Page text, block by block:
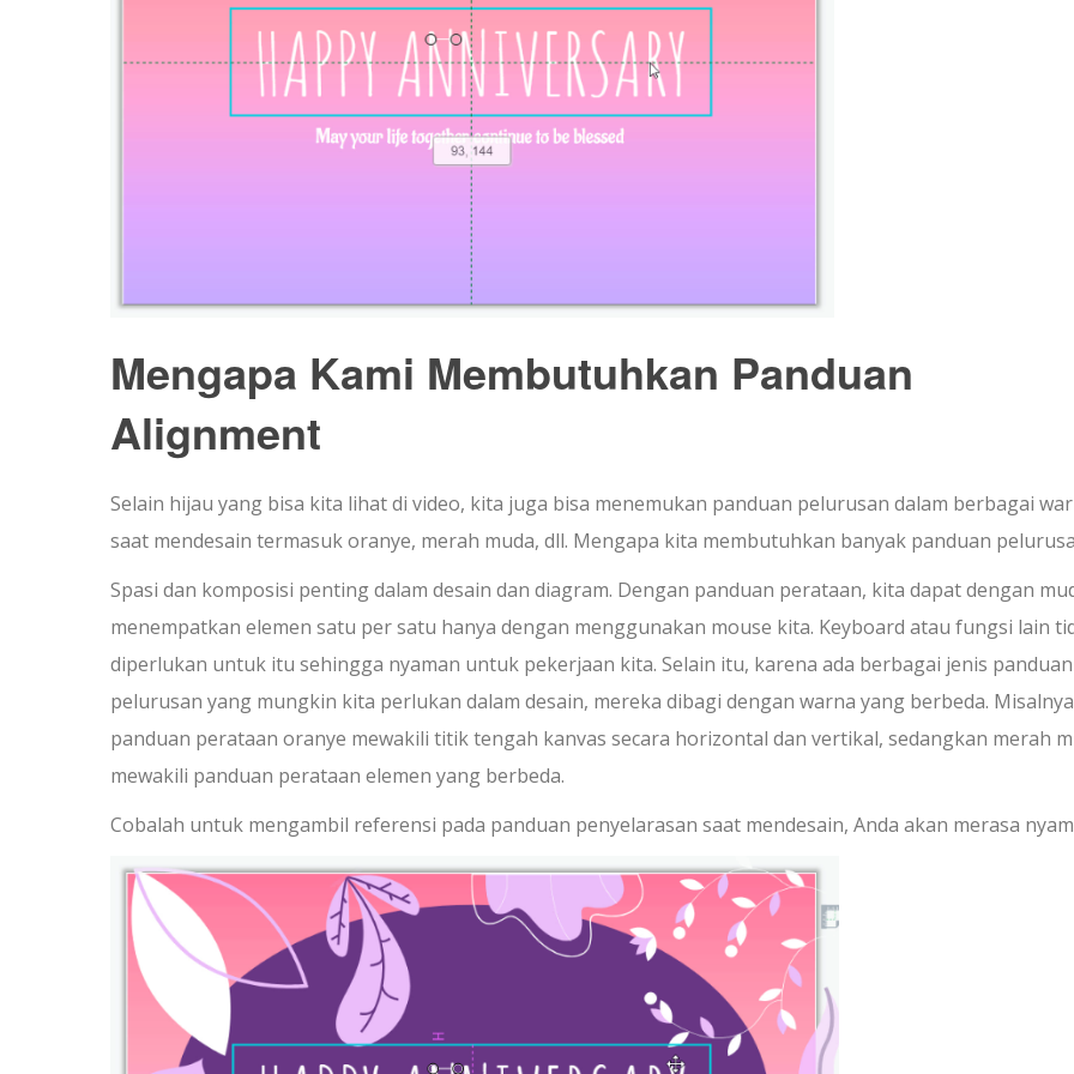
Mengapa Kami Membutuhkan Panduan
Alignment
Selain hijau yang bisa kita lihat di video, kita juga bisa menemukan panduan pelurusan dalam berbagai
saat mendesain termasuk oranye, merah muda, dll. Mengapa kita membutuhkan banyak panduan
Spasi dan komposisi penting dalam desain dan diagram. Dengan panduan perataan, kita dapat dengan
menempatkan elemen satu per satu hanya dengan menggunakan mouse kita. Keyboard atau fungsi lain
diperlukan untuk itu sehingga nyaman untuk pekerjaan kita. Selain itu, karena ada berbagai jenis panduan
pelurusan yang mungkin kita perlukan dalam desain, mereka dibagi dengan warna yang berbeda.
panduan perataan oranye mewakili titik tengah kanvas secara horizontal dan vertikal, sedangkan merah
mewakili panduan perataan elemen yang berbeda.
Cobalah untuk mengambil referensi pada panduan penyelarasan saat mendesain, Anda akan merasa